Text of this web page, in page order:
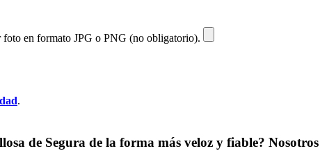
en formato JPG o PNG (no obligatorio).
.
de Segura de la forma más veloz y fiable?